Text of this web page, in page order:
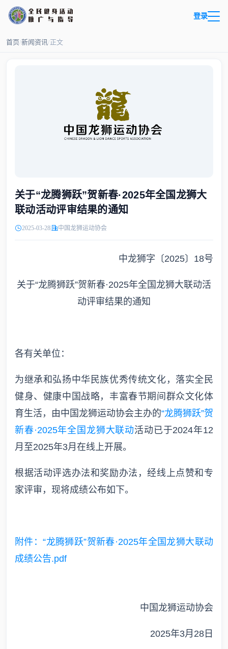
登录
首页/新闻资讯/正文
关于“龙腾狮跃”贺新春·2025年全国龙狮大
联动活动评审结果的通知
2025-03-28 中国龙狮运动协会
中龙狮字〔2025〕18号
关于“龙腾狮跃”贺新春·2025年全国龙狮大联动活
动评审结果的通知
各有关单位：
为继承和弘扬中华民族优秀传统文化，落实全民
健身、健康中国战略，丰富春节期间群众文化体
育生活，由中国龙狮运动协会主办的“龙腾狮跃”贺
新春·2025年全国龙狮大联动活动已于2024年12
月至2025年3月在线上开展。
根据活动评选办法和奖励办法，经线上点赞和专
家评审，现将成绩公布如下。
附件：“龙腾狮跃”贺新春·2025年全国龙狮大联动
成绩公告.pdf
中国龙狮运动协会
2025年3月28日